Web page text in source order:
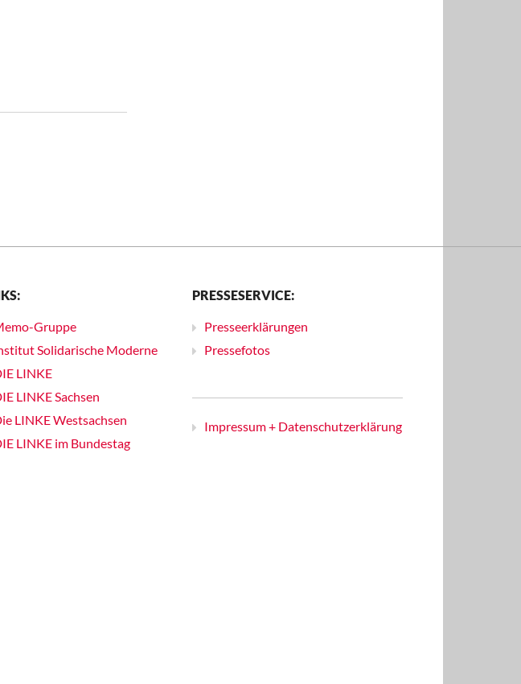
Gruppe
Solidarische Moderne
LINKE
LINKE Sachsen
LINKE Westsachsen
LINKE im Bundestag
PRESSESERVICE:
Presseerklärungen
Pressefotos
Impressum + Datenschutzerklärung